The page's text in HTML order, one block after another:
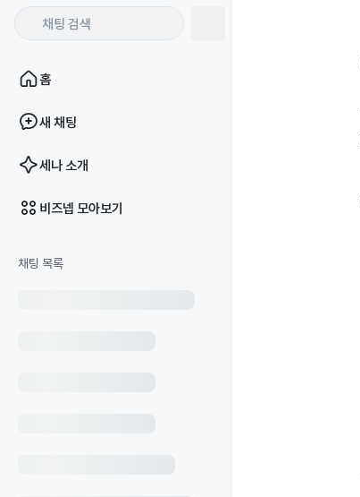
홈
새 채팅
세나 소개
비즈넵 모아보기
채팅 목록